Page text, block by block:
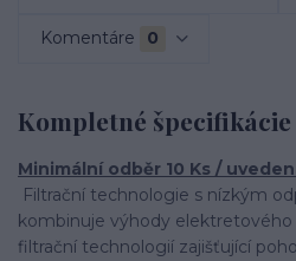
Komentáre 0
Kompletné špecifikácie
Minimální odběr 10 Ks /
Filtrační technologie s nízkým
kombinuje výhody
filtrační technologií zajišťující